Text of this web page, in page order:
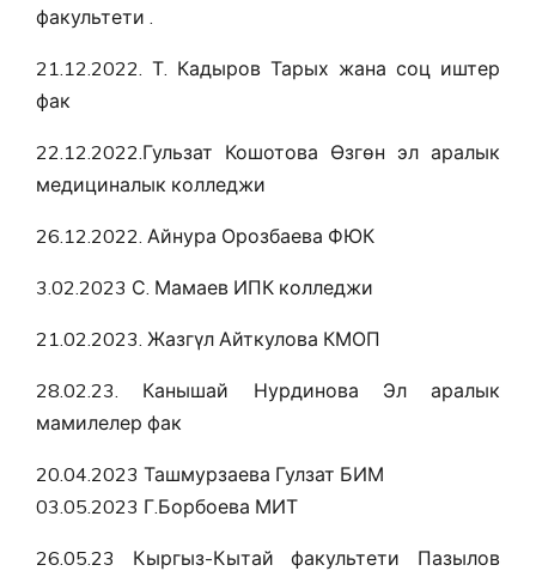
факультети .
21.12.2022. Т. Кадыров Тарых жана соц иштер
фак
22.12.2022.Гульзат Кошотова Өзгөн эл аралык
медициналык колледжи
26.12.2022. Айнура Орозбаева ФЮК
3.02.2023 С. Мамаев ИПК колледжи
21.02.2023. Жазгүл Айткулова КМОП
28.02.23. Канышай Нурдинова Эл аралык
мамилелер фак
20.04.2023 Ташмурзаева Гулзат БИМ
03.05.2023 Г.Борбоева МИТ
26.05.23 Кыргыз-Кытай факультети Пазылов